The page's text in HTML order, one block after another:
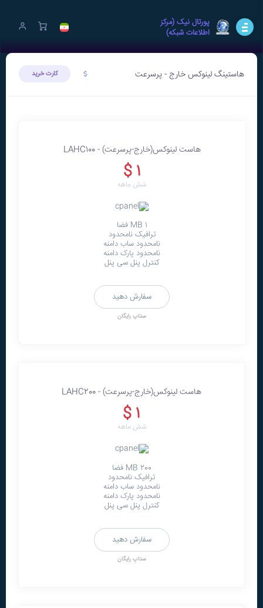
پورتال نيک (مرکز
اطلاعات شبکه)
هاستینگ لینوکس خارج - پرسرعت کارت خرید
هاست لينوکس(خارج-پرسرعت) - LAHC100
1 $
شش ماهه
1 MB فضا
ترافیک نامحدود
نامحدود ساب دامنه
نامحدود پارک دامنه
کنترل پنل سی پنل
سفارش دهید
ستاپ رایگان
هاست لينوکس(خارج-پرسرعت) - LAHC200
1 $
شش ماهه
200 MB فضا
ترافیک نامحدود
نامحدود ساب دامنه
نامحدود پارک دامنه
کنترل پنل سی پنل
سفارش دهید
ستاپ رایگان